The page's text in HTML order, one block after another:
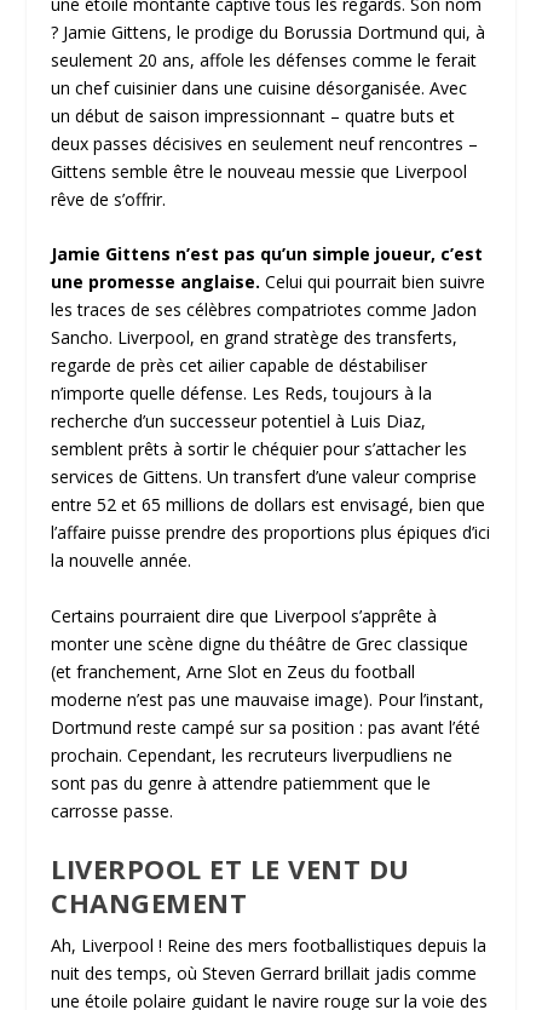
? Jamie Gittens, le prodige du Borussia Dortmund qui, à
seulement 20 ans, affole les défenses comme le ferait
un chef cuisinier dans une cuisine désorganisée. Avec
un début de saison impressionnant – quatre buts et
deux passes décisives en seulement neuf rencontres –
Gittens semble être le nouveau messie que Liverpool
rêve de s’offrir.
Jamie Gittens n’est pas qu’un simple joueur, c’est
une promesse anglaise. Celui qui pourrait bien suivre
les traces de ses célèbres compatriotes comme Jadon
Sancho. Liverpool, en grand stratège des transferts,
regarde de près cet ailier capable de déstabiliser
n’importe quelle défense. Les Reds, toujours à la
recherche d’un successeur potentiel à Luis Diaz,
semblent prêts à sortir le chéquier pour s’attacher les
services de Gittens. Un transfert d’une valeur comprise
entre 52 et 65 millions de dollars est envisagé, bien que
l’affaire puisse prendre des proportions plus épiques d’ici
la nouvelle année.
Certains pourraient dire que Liverpool s’apprête à
monter une scène digne du théâtre de Grec classique
(et franchement, Arne Slot en Zeus du football
moderne n’est pas une mauvaise image). Pour l’instant,
Dortmund reste campé sur sa position : pas avant l’été
prochain. Cependant, les recruteurs liverpudliens ne
sont pas du genre à attendre patiemment que le
carrosse passe.
LIVERPOOL ET LE VENT DU
CHANGEMENT
Ah, Liverpool ! Reine des mers footballistiques depuis la
nuit des temps, où Steven Gerrard brillait jadis comme
une étoile polaire guidant le navire rouge sur la voie des